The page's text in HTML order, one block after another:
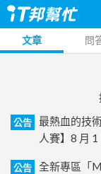
文章 問
公告
最熱血的技
人賽】8 月 1
公告
全新專區「